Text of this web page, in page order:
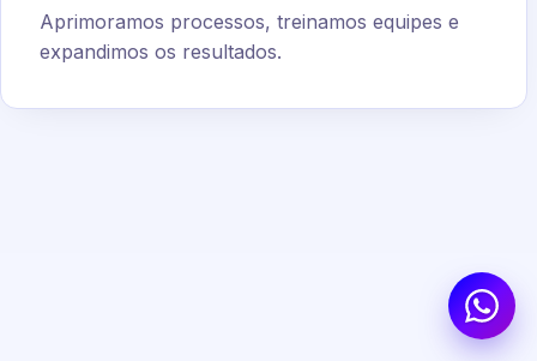
Aprimoramos processos, treinamos equipes e
expandimos os resultados.